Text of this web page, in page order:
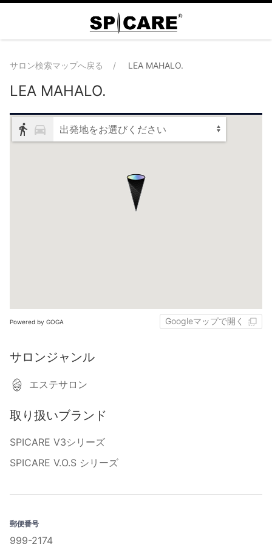
サロン検索マップへ戻る LEA MAHALO.
LEA MAHALO.
出発地をお選びください
Powered by GOGA Googleマップで開く
サロンジャンル
エステサロン
取り扱いブランド
SPICARE V3シリーズ
SPICARE V.O.S シリーズ
郵便番号
999-2174